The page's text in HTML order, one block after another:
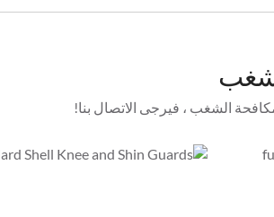
الشغب ، فيرجى الاتصال بنا!